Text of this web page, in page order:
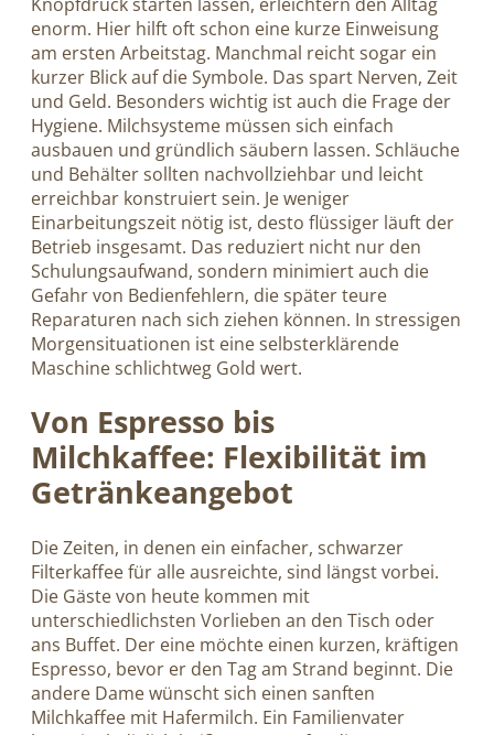
enorm. Hier hilft oft schon eine kurze Einweisung
am ersten Arbeitstag. Manchmal reicht sogar ein
kurzer Blick auf die Symbole. Das spart Nerven, Zeit
und Geld. Besonders wichtig ist auch die Frage der
Hygiene. Milchsysteme müssen sich einfach
ausbauen und gründlich säubern lassen. Schläuche
und Behälter sollten nachvollziehbar und leicht
erreichbar konstruiert sein. Je weniger
Einarbeitungszeit nötig ist, desto flüssiger läuft der
Betrieb insgesamt. Das reduziert nicht nur den
Schulungsaufwand, sondern minimiert auch die
Gefahr von Bedienfehlern, die später teure
Reparaturen nach sich ziehen können. In stressigen
Morgensituationen ist eine selbsterklärende
Maschine schlichtweg Gold wert.
Von Espresso bis
Milchkaffee: Flexibilität im
Getränkeangebot
Die Zeiten, in denen ein einfacher, schwarzer
Filterkaffee für alle ausreichte, sind längst vorbei.
Die Gäste von heute kommen mit
unterschiedlichsten Vorlieben an den Tisch oder
ans Buffet. Der eine möchte einen kurzen, kräftigen
Espresso, bevor er den Tag am Strand beginnt. Die
andere Dame wünscht sich einen sanften
Milchkaffee mit Hafermilch. Ein Familienvater